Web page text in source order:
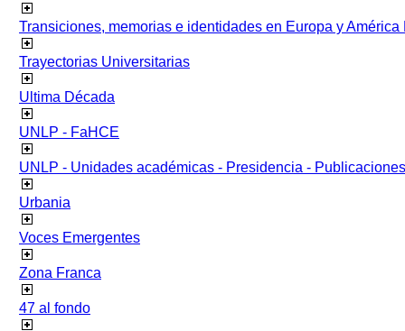
Transiciones, memorias e identidades en Europa y América
Trayectorias Universitarias
Ultima Década
UNLP - FaHCE
UNLP - Unidades académicas - Presidencia - Publicaciones
Urbania
Voces Emergentes
Zona Franca
47 al fondo